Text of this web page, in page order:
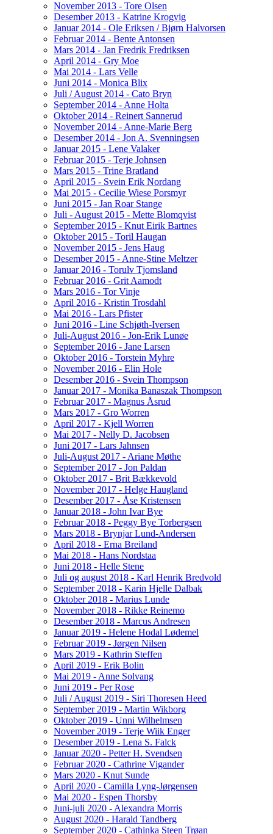
November 2013 - Tore Olsen
Desember 2013 - Katrine Krogvig
Januar 2014 - Ole Eriksen / Bjørn Halvorsen
Februar 2014 - Bente Antonsen
Mars 2014 - Jan Fredrik Fredriksen
April 2014 - Gry Moe
Mai 2014 - Lars Velle
Juni 2014 - Monica Blix
Juli / August 2014 - Cato Bryn
September 2014 - Anne Holta
Oktober 2014 - Reinert Sannerud
November 2014 - Anne-Marie Berg
Desember 2014 - Jon A. Svenningsen
Januar 2015 - Lene Valaker
Februar 2015 - Terje Johnsen
Mars 2015 - Trine Bratland
April 2015 - Svein Erik Nordang
Mai 2015 - Cecilie Wiese Porsmyr
Juni 2015 - Jan Roar Stange
Juli - August 2015 - Mette Blomqvist
September 2015 - Knut Eirik Bartnes
Oktober 2015 - Toril Haugan
November 2015 - Jens Haug
Desember 2015 - Anne-Stine Meltzer
Januar 2016 - Torulv Tjomsland
Februar 2016 - Grit Aamodt
Mars 2016 - Tor Vinje
April 2016 - Kristin Trosdahl
Mai 2016 - Lars Pfister
Juni 2016 - Line Schjøth-Iversen
Juli-August 2016 - Jon-Erik Lunøe
September 2016 - Jane Larsen
Oktober 2016 - Torstein Myhre
November 2016 - Elin Hole
Desember 2016 - Svein Thompson
Januar 2017 - Monika Banaszak Thompson
Februar 2017 - Magnus Åsrud
Mars 2017 - Gro Worren
April 2017 - Kjell Worren
Mai 2017 - Nelly D. Jacobsen
Juni 2017 - Lars Jahnsen
Juli-August 2017 - Ariane Møthe
September 2017 - Jon Paldan
Oktober 2017 - Brit Bækkevold
November 2017 - Helge Haugland
Desember 2017 - Åse Kristensen
Januar 2018 - John Ivar Bye
Februar 2018 - Peggy Bye Torbergsen
Mars 2018 - Brynjar Lund-Andersen
April 2018 - Erna Breiland
Mai 2018 - Hans Nordstaa
Juni 2018 - Helle Stene
Juli og august 2018 - Karl Henrik Bredvold
September 2018 - Karin Hjelle Dalbak
Oktober 2018 - Marius Lunde
November 2018 - Rikke Reinemo
Desember 2018 - Marcus Andresen
Januar 2019 - Helene Hodal Lødemel
Februar 2019 - Jørgen Nilsen
Mars 2019 - Kathrin Steffen
April 2019 - Erik Bolin
Mai 2019 - Anne Solvang
Juni 2019 - Per Rose
Juli / August 2019 - Siri Thoresen Heed
September 2019 - Martin Wikborg
Oktober 2019 - Unni Wilhelmsen
November 2019 - Terje Wiik Enger
Desember 2019 - Lena S. Falck
Januar 2020 - Petter H. Svendsen
Februar 2020 - Cathrine Vigander
Mars 2020 - Knut Sunde
April 2020 - Camilla Lyng-Jørgensen
Mai 2020 - Espen Thorsby
Juni-juli 2020 - Alexandra Morris
August 2020 - Harald Tandberg
September 2020 - Cathinka Steen Trøan